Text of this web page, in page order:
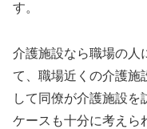
す。
介護施設なら職場の人
て、職場近くの介護施
して同僚が介護施設を
ケースも十分に考えら